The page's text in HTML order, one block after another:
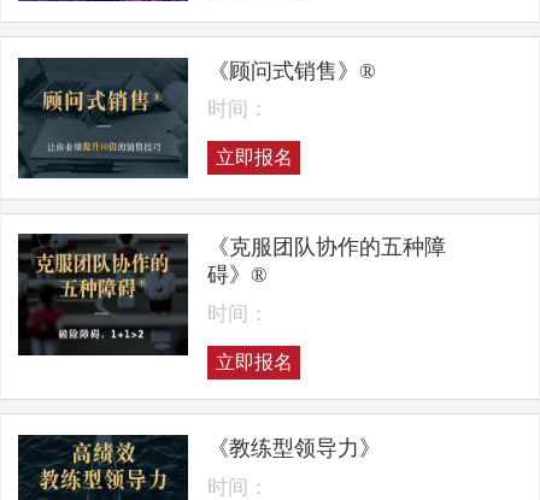
《顾问式销售》®
时间：
立即报名
《克服团队协作的五种障
碍》®
时间：
立即报名
《教练型领导力》
时间：